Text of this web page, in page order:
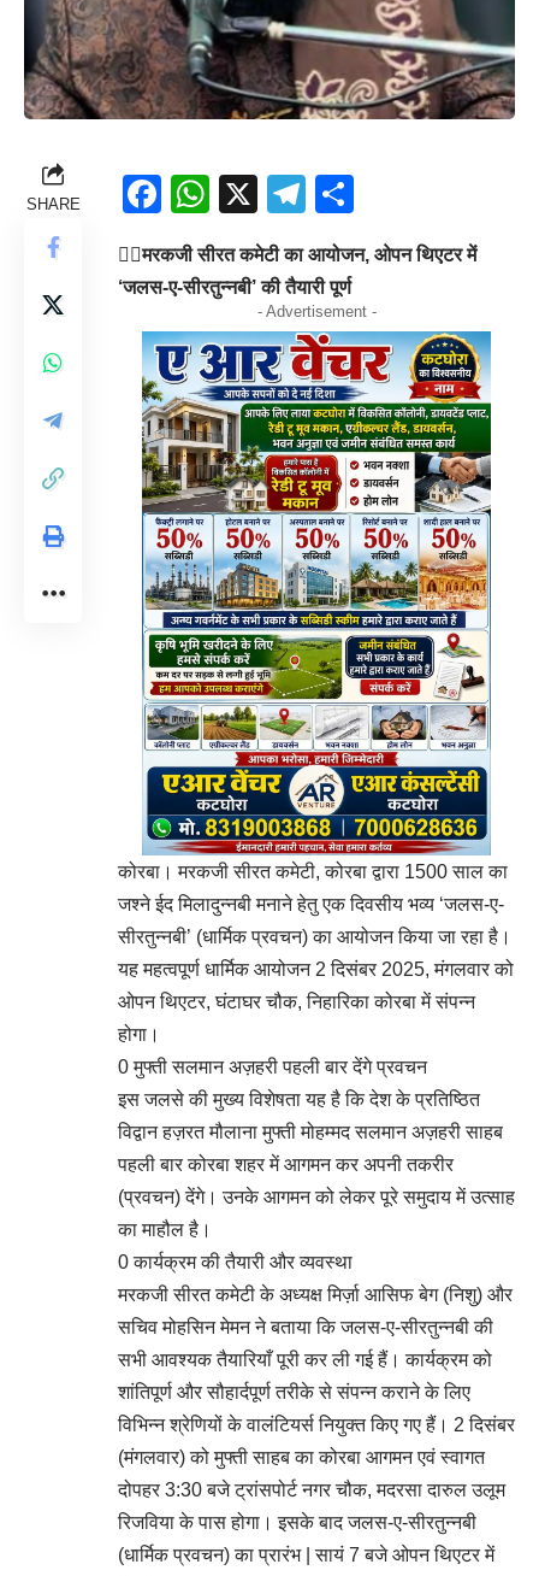
SHARE Facebook
WhatsApp
X Telegram
👉🏻मरकजी सीरत कमेटी का आयोजन, ओपन थिएटर में
‘जलस-ए-सीरतुन्नबी’ की तैयारी पूर्ण
- Advertisement -
कोरबा। मरकजी सीरत कमेटी, कोरबा द्वारा 1500 साल का
जश्ने ईद मिलादुन्नबी मनाने हेतु एक दिवसीय भव्य ‘जलस-ए-
सीरतुन्नबी’ (धार्मिक प्रवचन) का आयोजन किया जा रहा है।
यह महत्वपूर्ण धार्मिक आयोजन 2 दिसंबर 2025, मंगलवार को
ओपन थिएटर, घंटाघर चौक, निहारिका कोरबा में संपन्न
होगा।
0 मुफ्ती सलमान अज़हरी पहली बार देंगे प्रवचन
इस जलसे की मुख्य विशेषता यह है कि देश के प्रतिष्ठित
विद्वान हज़रत मौलाना मुफ्ती मोहम्मद सलमान अज़हरी साहब
पहली बार कोरबा शहर में आगमन कर अपनी तकरीर
(प्रवचन) देंगे। उनके आगमन को लेकर पूरे समुदाय में उत्साह
का माहौल है।
0 कार्यक्रम की तैयारी और व्यवस्था
मरकजी सीरत कमेटी के अध्यक्ष मिर्ज़ा आसिफ बेग (निशु) और
सचिव मोहसिन मेमन ने बताया कि जलस-ए-सीरतुन्नबी की
सभी आवश्यक तैयारियाँ पूरी कर ली गई हैं। कार्यक्रम को
शांतिपूर्ण और सौहार्दपूर्ण तरीके से संपन्न कराने के लिए
विभिन्न श्रेणियों के वालंटियर्स नियुक्त किए गए हैं। 2 दिसंबर
(मंगलवार) को मुफ्ती साहब का कोरबा आगमन एवं स्वागत
दोपहर 3:30 बजे ट्रांसपोर्ट नगर चौक, मदरसा दारुल उलूम
रिजविया के पास होगा। इसके बाद जलस-ए-सीरतुन्नबी
(धार्मिक प्रवचन) का प्रारंभ | सायं 7 बजे ओपन थिएटर में